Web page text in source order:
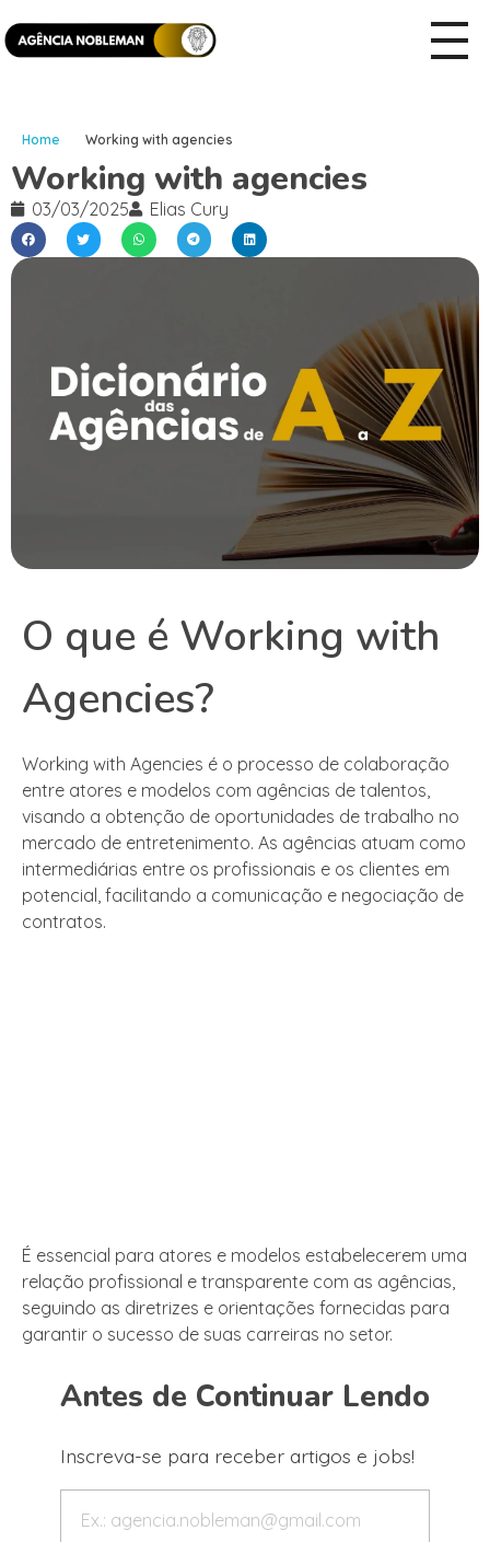
Home Working with agencies
Working with agencies
03/03/2025 Elias Cury
O que é Working with
Agencies?
Working with Agencies é o processo de colaboração
entre atores e modelos com agências de talentos,
visando a obtenção de oportunidades de trabalho no
mercado de entretenimento. As agências atuam como
intermediárias entre os profissionais e os clientes em
potencial, facilitando a comunicação e negociação de
contratos.
É essencial para atores e modelos estabelecerem uma
relação profissional e transparente com as agências,
seguindo as diretrizes e orientações fornecidas para
garantir o sucesso de suas carreiras no setor.
Antes de Continuar Lendo
Inscreva-se para receber artigos e jobs!